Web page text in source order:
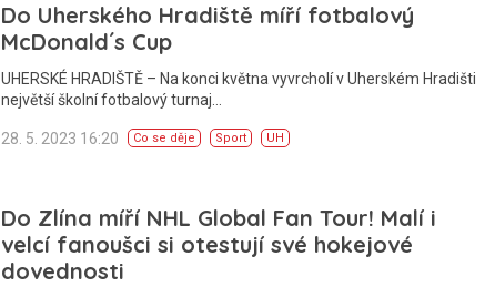
Do Uherského Hradiště míří fotbalový
McDonald´s Cup
UHERSKÉ HRADIŠTĚ – Na konci května vyvrcholí v Uherském Hradišti
největší školní fotbalový turnaj…
28. 5. 2023 16:20 Co se děje Sport UH
Do Zlína míří NHL Global Fan Tour! Malí i
velcí fanoušci si otestují své hokejové
dovednosti